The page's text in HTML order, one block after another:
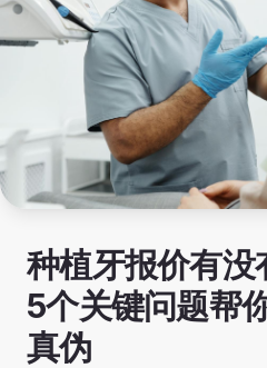
种植牙报价有没
5个关键问题帮
真伪